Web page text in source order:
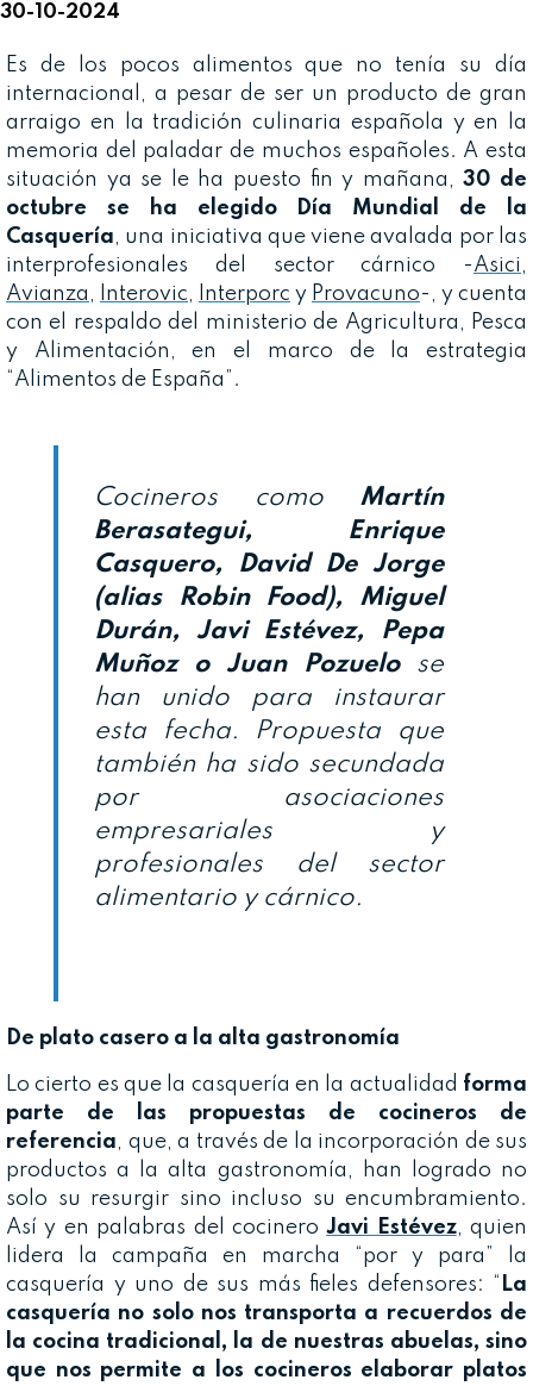
30-10-2024
Es de los pocos alimentos que no tenía su día
internacional, a pesar de ser un producto de gran
arraigo en la tradición culinaria española y en la
memoria del paladar de muchos españoles. A esta
situación ya se le ha puesto fin y mañana,30 de
octubre se ha elegido Día Mundial de la
Casquería, una iniciativa que viene avalada por las
interprofesionales del sector cárnico -Asici ,
Avianza , Interovic, Interporc y Provacuno-, y cuenta
con el respaldo del ministerio de Agricultura, Pesca
y Alimentación, en el marco de la estrategia
“Alimentos de España”.
Cocineros como Martín
Berasategui, Enrique
Casquero, David De Jorge
(alias Robin Food), Miguel
Durán, Javi Estévez, Pepa
Muñoz o Juan Pozuelose
han unido para instaurar
esta fecha. Propuesta que
también ha sido secundada
por asociaciones
empresariales y
profesionales del sector
alimentario y cárnico.
De plato casero a la alta gastronomía
Lo cierto es que la casquería en la actualidad forma
parte de las propuestas de cocineros de
referencia, que, a través de la incorporación de sus
productos a la alta gastronomía, han logrado no
solo su resurgir sino incluso su encumbramiento.
Así y en palabras del cocineroJavi Estévez, quien
lidera la campaña en marcha “por y para” la
casquería y uno de sus más fieles defensores: “ La
casquería no solo nos transporta a recuerdos de
la cocina tradicional, la de nuestras abuelas, sino
que nos permite a los cocineros elaborar platos